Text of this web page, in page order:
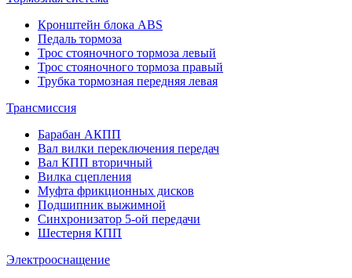
Кронштейн блока ABS
Педаль тормоза
Трос стояночного тормоза левый
Трос стояночного тормоза правый
Трубка тормозная передняя левая
Трансмиссия
Барабан АКПП
Вал вилки переключения передач
Вал КПП вторичный
Вилка сцепления
Муфта фрикционных дисков
Подшипник выжимной
Синхронизатор 5-ой передачи
Шестерня КПП
Электрооснащение